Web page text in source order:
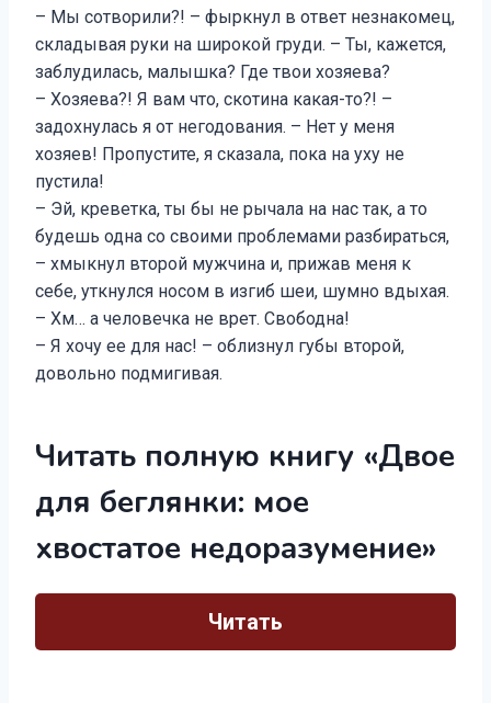
– Мы сотворили?! – фыркнул в ответ незнакомец,
складывая руки на широкой груди. – Ты, кажется,
заблудилась, малышка? Где твои хозяева?
– Хозяева?! Я вам что, скотина какая-то?! –
задохнулась я от негодования. – Нет у меня
хозяев! Пропустите, я сказала, пока на уху не
пустила!
– Эй, креветка, ты бы не рычала на нас так, а то
будешь одна со своими проблемами разбираться,
– хмыкнул второй мужчина и, прижав меня к
себе, уткнулся носом в изгиб шеи, шумно вдыхая.
– Хм… а человечка не врет. Свободна!
– Я хочу ее для нас! – облизнул губы второй,
довольно подмигивая.
Читать полную книгу «Двое
для беглянки: мое
хвостатое недоразумение»
Читать